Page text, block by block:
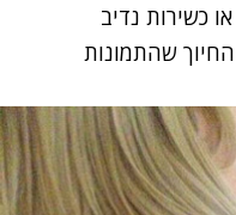
כשירות נדיב
שהתמונות